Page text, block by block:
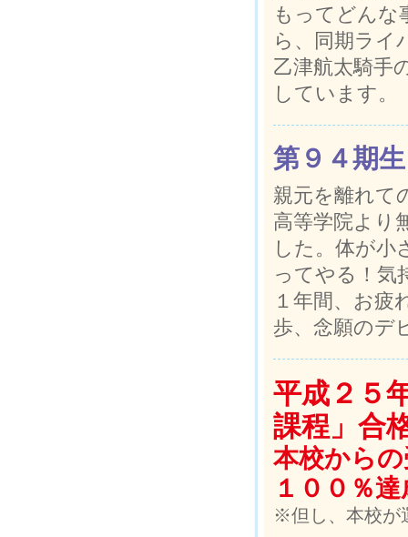
もってどんな
ら、同期ライ
乙津航太騎手
しています。
第９４期生
親元を離れて
高等学院より
した。体が小
ってやる！気
１年間、お疲
歩、念願のデ
平成２５
課程」合
本校から
１００％達
※但し、本校が